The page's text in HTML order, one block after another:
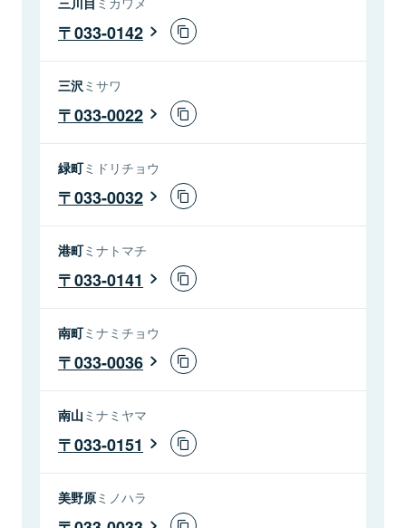
033-0142
三沢 ミサワ
033-0022
緑町ミドリチョウ
033-0032
港町ミナトマチ
033-0141
南町ミナミチョウ
033-0036
南山 ミナミヤマ
033-0151
美野原ミノハラ